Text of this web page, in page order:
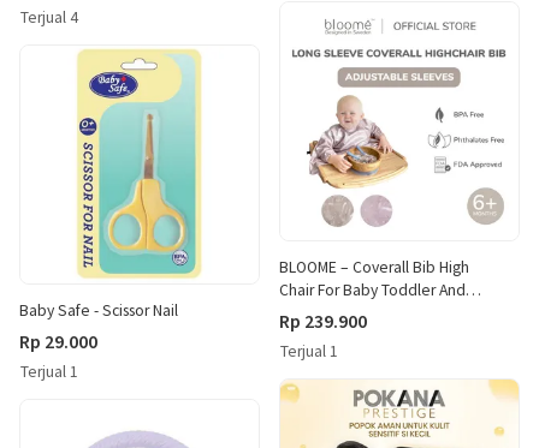
Terjual 4
Baby Safe - Scissor Nail
Rp 29.000
Terjual 1
BLOOME – Coverall Bib High
Chair For Baby Toddler And
Kids | Baju Waterproof
Celemek Slaber Makan Mpasi
Blw Anak Bayi Lengan Panjang
Rp 239.900
Terjual 1